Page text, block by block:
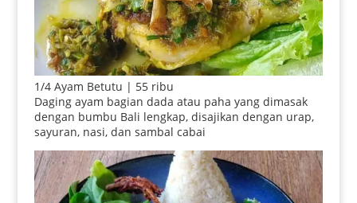
1/4 Ayam Betutu | 55 ribu
Daging ayam bagian dada atau paha yang dimasak
dengan bumbu Bali lengkap, disajikan dengan urap,
sayuran, nasi, dan sambal cabai